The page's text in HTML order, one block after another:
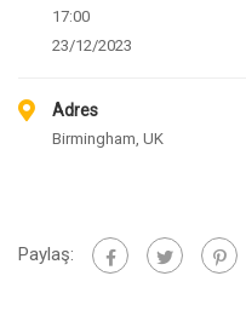
17:00
23/12/2023
Adres
Birmingham, UK
Paylaş: